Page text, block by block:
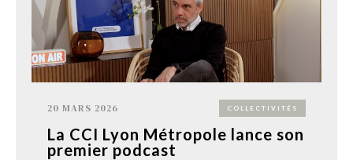
20 MARS 2026 COLLECTIVITÉS
La CCI Lyon Métropole lance son
premier podcast